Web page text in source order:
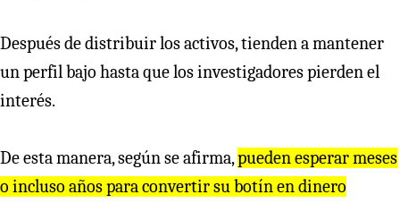
Después de distribuir los activos, tienden a mantener
un perfil bajo hasta que los investigadores pierden el
interés.
De esta manera, según se afirma,pueden esperar meses
o incluso años para convertir su botín en dinero